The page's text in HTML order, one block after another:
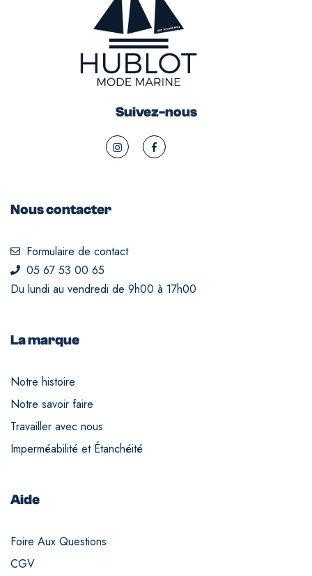
Suivez-nous
Nous contacter
Formulaire de contact
05 67 53 00 65
Du lundi au vendredi de 9h00 à 17h00
La marque
Notre histoire
Notre savoir faire
Travailler avec nous
Imperméabilité et Étanchéité
Aide
Foire Aux Questions
CGV